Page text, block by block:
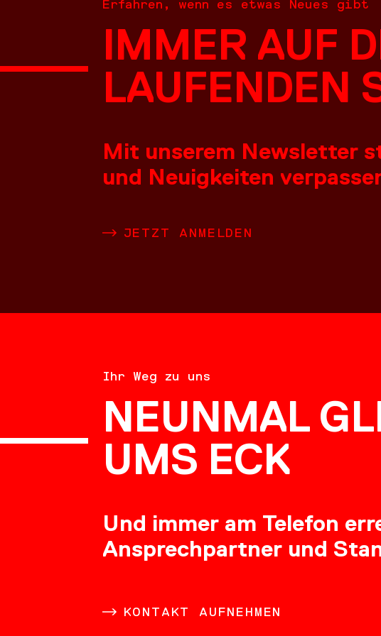
NEUES
BERATUNG
KARRIERE
Erfahren, wenn es etwas Neues gibt
IMMER AUF
LAUFENDEN
Mit unserem Newsletter
und Neuigkeiten
JETZT ANMELDEN
Ihr Weg zu uns
NEUNMAL
UMS ECK
Und immer am Telefon
Ansprechpartner und
KONTAKT AUFNEHMEN